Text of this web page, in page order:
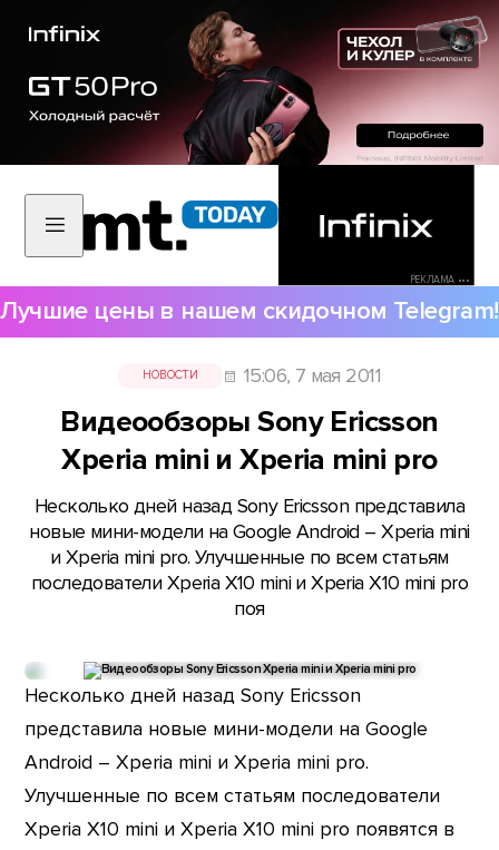
РЕКЛАМА •••
Лучшие цены в нашем скидочном Telegram!
НОВОСТИ 15:06, 7 мая 2011
Видеообзоры Sony Ericsson
Xperia mini и Xperia mini pro
Несколько дней назад Sony Ericsson представила
новые мини-модели на Google Android – Xperia mini
и Xperia mini pro. Улучшенные по всем статьям
последователи Xperia X10 mini и Xperia X10 mini pro
поя
Несколько дней назад Sony Ericsson
представила новые мини-модели на Google
Android – Xperia mini и Xperia mini pro.
Улучшенные по всем статьям последователи
Xperia X10 mini и Xperia X10 mini pro появятся в